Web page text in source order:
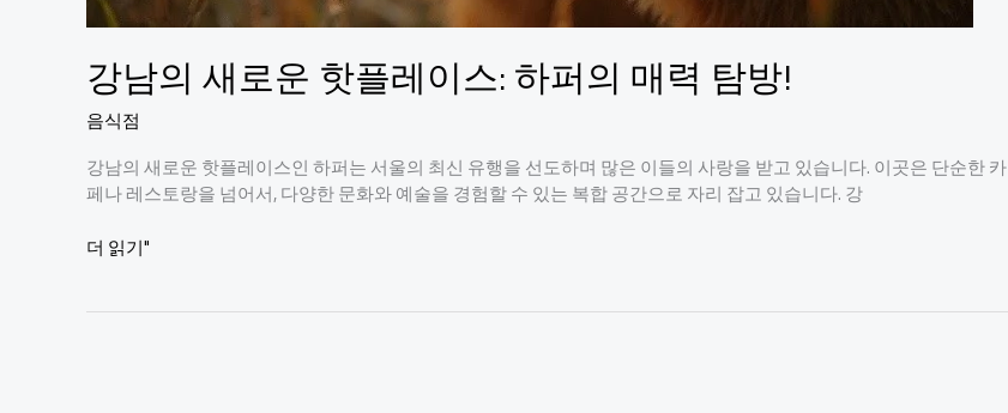
강남의 새로운 핫플레이스: 하퍼의 매력 탐방!
음식점
강남의 새로운 핫플레이스인 하퍼는 서울의 최신 유행을 선도하며 많은 이들의 사랑을 받고 있습니다. 이곳은 단순한 카
페나 레스토랑을 넘어서, 다양한 문화와 예술을 경험할 수 있는 복합 공간으로 자리 잡고 있습니다. 강
강
새
더 읽기"